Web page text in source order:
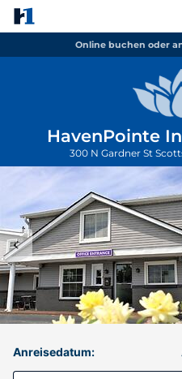
Online buchen oder
HavenPointe
300 N Gardner St
Anreisedatum: